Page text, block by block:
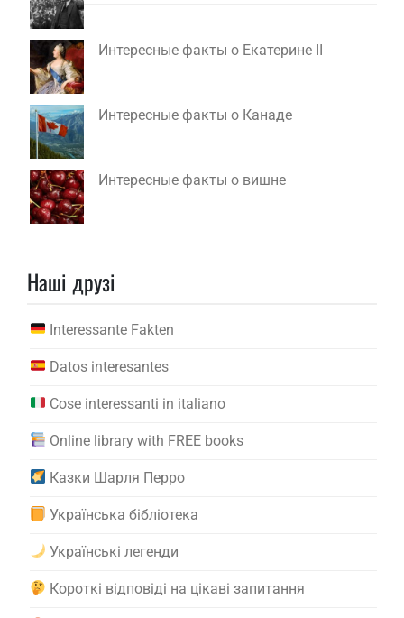
Интересные факты о Екатерине II
Интересные факты о Канаде
Интересные факты о вишне
Наші друзі
Interessante Fakten
Datos interesantes
Cose interessanti in italiano
Online library with FREE books
Казки Шарля Перро
Українська бібліотека
Українські легенди
Короткі відповіді на цікаві запитання